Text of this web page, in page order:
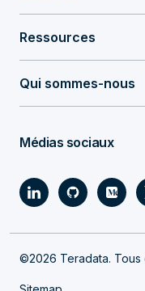
Ressources
Qui sommes-nous
Médias sociaux
©2026 Teradata. Tous